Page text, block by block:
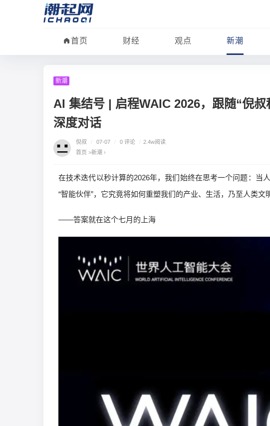
首页 财经 观点 新潮
新潮
AI 集结号 | 启程WAIC 2026，跟随“倪
深度对话
倪叔 / 07-07 / 0 评论 / 2.4w阅读
首页 >新潮 ›
在技术迭代以秒计算的2026年，我们始终在思考一个问题：当
“智能伙伴”，它究竟将如何重塑我们的产业、生活，乃至人类文
——答案就在这个七月的上海